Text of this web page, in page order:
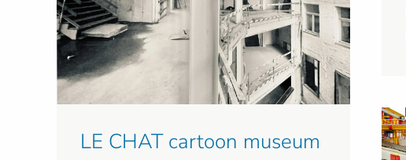
LE CHAT cartoon museum